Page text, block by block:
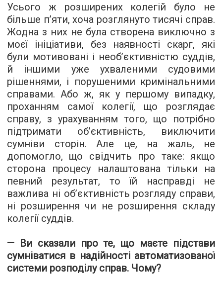
Усього ж розширених колегій було не
більше п’яти, хоча розглянуто тисячі справ.
Жодна з них не була створена виключно з
моєї ініціативи, без наявності скарг, які
були мотивовані і необ’єктивністю суддів,
й іншими уже ухваленими судовими
рішеннями, і порушеними кримінальними
справами. Або ж, як у першому випадку,
проханням самої колегії, що розглядає
справу, з урахуванням того, що потрібно
підтримати об’єктивність, виключити
сумніви сторін. Але це, на жаль, не
допомогло, що свідчить про таке: якщо
сторона процесу налаштована тільки на
певний результат, то їй насправді не
важлива ні об’єктивність розгляду справи,
ні розширення чи не розширення складу
колегії суддів.
— Ви сказали про те, що маєте підстави
сумніватися в надійності автоматизованої
системи розподілу справ. Чому?